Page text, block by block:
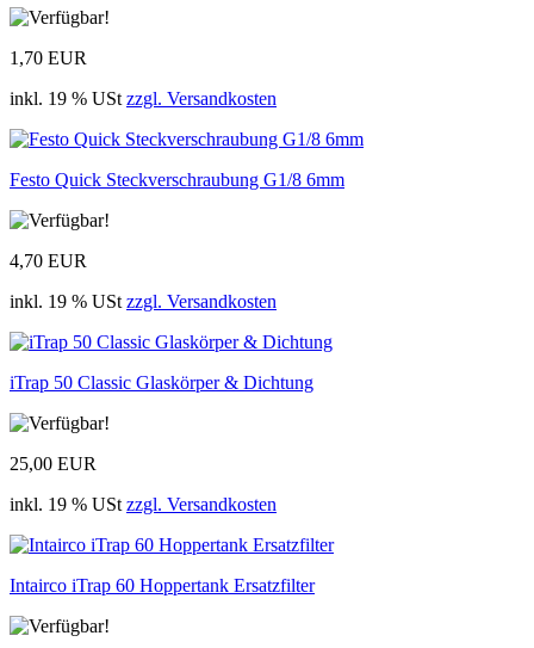
1,70 EUR
inkl. 19 % USt zzgl. Versandkosten
Festo Quick Steckverschraubung G1/8 6mm
4,70 EUR
inkl. 19 % USt zzgl. Versandkosten
iTrap 50 Classic Glaskörper & Dichtung
25,00 EUR
inkl. 19 % USt zzgl. Versandkosten
Intairco iTrap 60 Hoppertank Ersatzfilter